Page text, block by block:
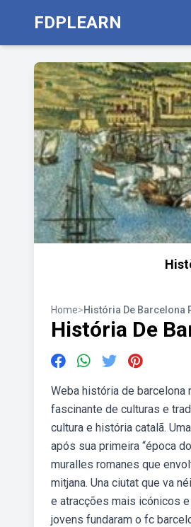
FDPLEARN
Home>História De Barcelona
História De
Weba história de barcelona
fascinante de culturas e
cultura e história catalã.
após sua primeira “época
muralles romanes que
mitjana. Una ciutat que va
e atracções mais icónicos
jovens fundaram o fc